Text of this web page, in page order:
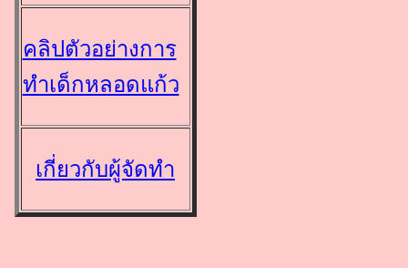
คลิปตัวอย่างการ
ทำเด็กหลอดแก้ว
เกี่ยวกับผู้จัดทำ